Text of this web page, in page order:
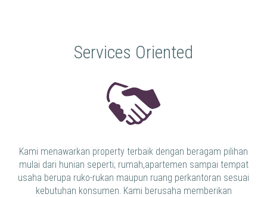
Services Oriented
Kami menawarkan property terbaik dengan beragam pilihan
mulai dari hunian seperti; rumah,apartemen sampai tempat
usaha berupa ruko-rukan maupun ruang perkantoran sesuai
kebutuhan konsumen. Kami berusaha memberikan